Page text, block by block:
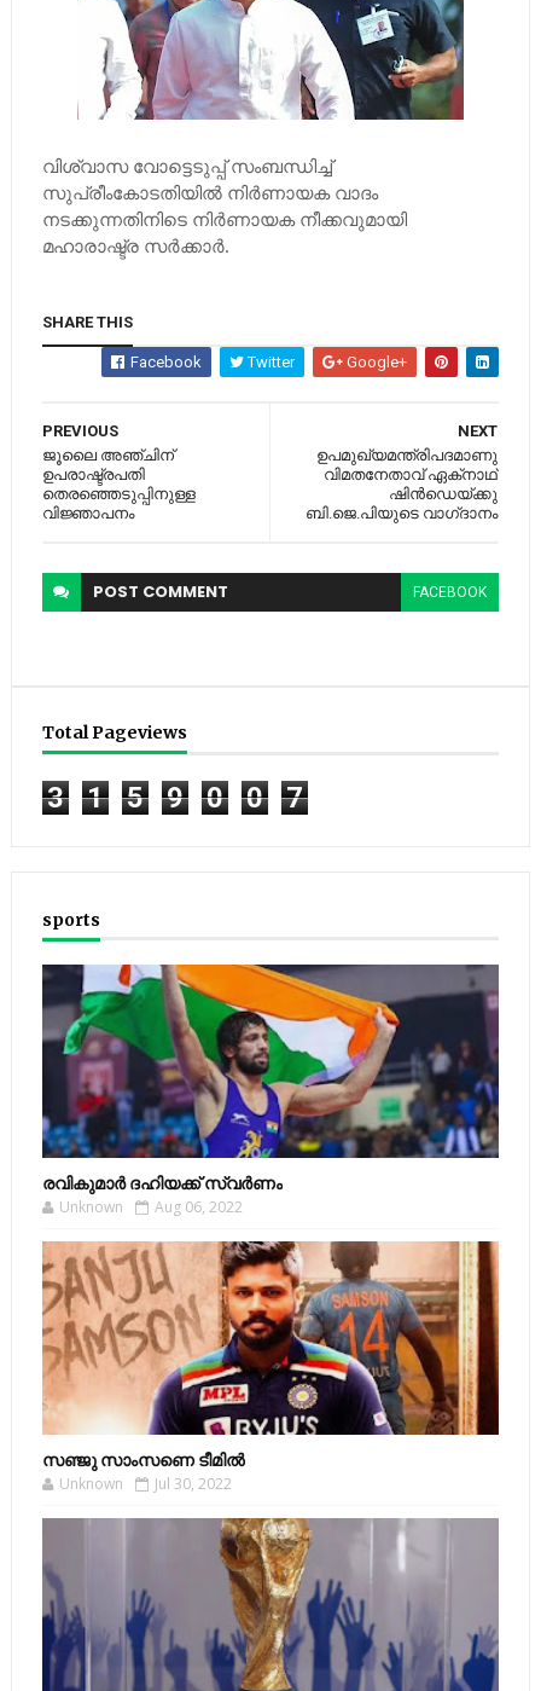
വിശ്വാസ വോട്ടെടുപ്പ് സംബന്ധിച്ച്‌
സുപ്രീംകോടതിയില്‍ നിര്‍ണായക വാദം
നടക്കുന്നതിനിടെ നിര്‍ണായക നീക്കവുമായി
മഹാരാഷ്ട്ര സര്‍ക്കാര്‍.
SHARE THIS
Facebook Twitter Google+
NEXT
ഉപമുഖ്യമന്ത്രിപദമാണു
വിമതനേതാവ്‌ ഏക്‌നാഥ്‌
ഷിന്‍ഡെയ്‌ക്കു
ബി.ജെ.പിയുടെ വാഗ്‌ദാനം
PREVIOUS
ജൂലൈ അഞ്ചിന്
ഉപരാഷ്ട്രപതി
തെരഞ്ഞെടുപ്പിനുള്ള
വിജ്ഞാപനം
POST COMMENT FACEBOOK
Total Pageviews
3 1 5 9 0 0 7
sports
രവികുമാര്‍ ദഹിയക്ക് സ്വര്‍ണം
Unknown Aug 06, 2022
സഞ്ജു സാംസണെ ടീമില്‍
Unknown Jul 30, 2022